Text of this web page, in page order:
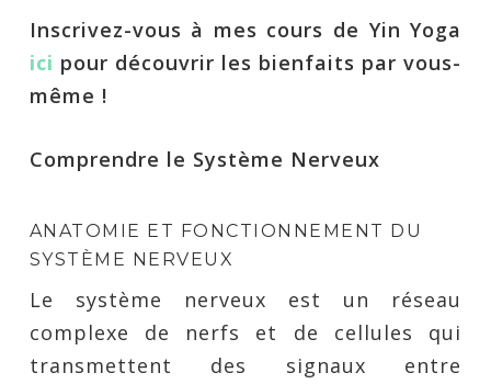
Inscrivez-vous à mes cours de Yin Yoga
ici pour découvrir les bienfaits par vous-
même !
Comprendre le Système Nerveux
ANATOMIE ET FONCTIONNEMENT DU
SYSTÈME NERVEUX
Le système nerveux est un réseau
complexe de nerfs et de cellules qui
transmettent des signaux entre